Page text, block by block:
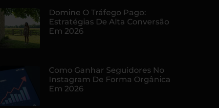
Domine O Tráfego Pago:
Estratégias De Alta Conversão
Em 2026
Como Ganhar Seguidores No
Instagram De Forma Orgânica
Em 2026